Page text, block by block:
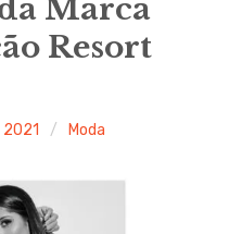
qualidadeMarca
Resort
2021 Moda